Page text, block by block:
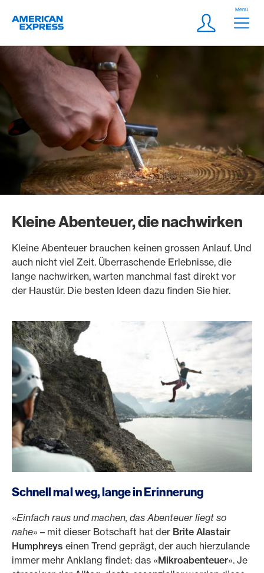
Logo
Meta
Login
Menü
Kleine Abenteuer, die nachwirken
Kleine Abenteuer brauchen keinen grossen Anlauf. Und
auch nicht viel Zeit. Überraschende Erlebnisse, die
lange nachwirken, warten manchmal fast direkt vor
der Haustür. Die besten Ideen dazu finden Sie hier.
Schnell mal weg, lange in Erinnerung
«Einfach raus und machen, das Abenteuer liegt so
nahe» – mit dieser Botschaft hat der Brite Alastair
Humphreys einen Trend geprägt, der auch hierzulande
immer mehr Anklang findet: das «Mikroabenteuer». Je